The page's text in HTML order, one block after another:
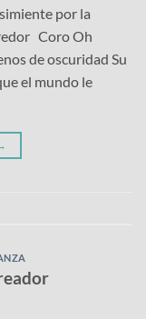
por la
Coro Oh
de oscuridad Su
el mundo le